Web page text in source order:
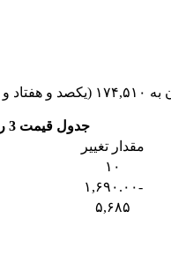
جدول قیمت 3 روز اخیر دلار
مقدار تغییر
۱۰
-۱,۶۹۰.۰۰
۵,۶۸۵